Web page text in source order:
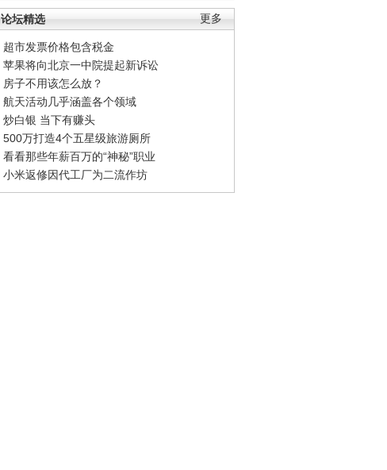
更多
论坛精选
超市发票价格包含税金
苹果将向北京一中院提起新诉讼
房子不用该怎么放？
航天活动几乎涵盖各个领域
炒白银 当下有赚头
500万打造4个五星级旅游厕所
看看那些年薪百万的“神秘”职业
小米返修因代工厂为二流作坊